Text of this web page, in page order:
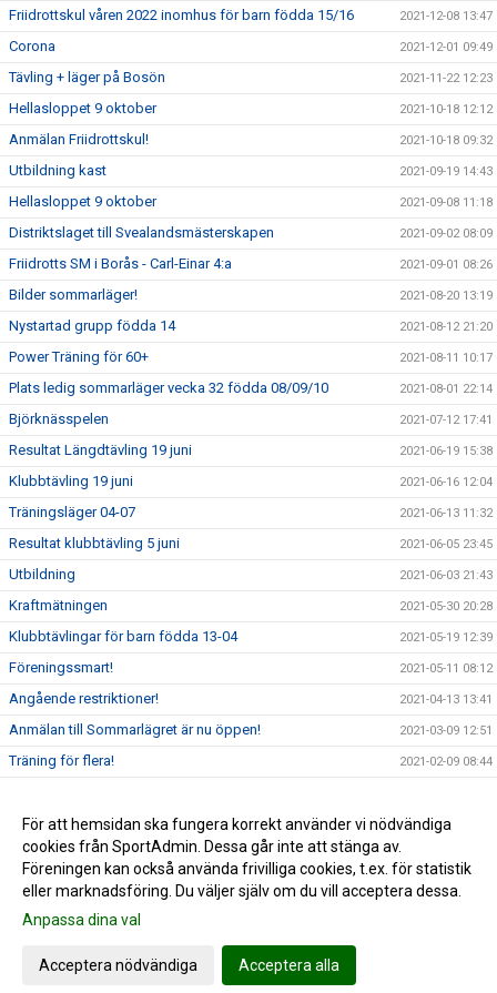
Friidrottskul våren 2022 inomhus för barn födda 15/16 2021-12-08 13:47
Corona 2021-12-01 09:49
Tävling + läger på Bosön 2021-11-22 12:23
Hellasloppet 9 oktober 2021-10-18 12:12
Anmälan Friidrottskul! 2021-10-18 09:32
Utbildning kast 2021-09-19 14:43
Hellasloppet 9 oktober 2021-09-08 11:18
Distriktslaget till Svealandsmästerskapen 2021-09-02 08:09
Friidrotts SM i Borås - Carl-Einar 4:a 2021-09-01 08:26
Bilder sommarläger! 2021-08-20 13:19
Nystartad grupp födda 14 2021-08-12 21:20
Power Träning för 60+ 2021-08-11 10:17
Plats ledig sommarläger vecka 32 födda 08/09/10 2021-08-01 22:14
Björknässpelen 2021-07-12 17:41
Resultat Längdtävling 19 juni 2021-06-19 15:38
Klubbtävling 19 juni 2021-06-16 12:04
Träningsläger 04-07 2021-06-13 11:32
Resultat klubbtävling 5 juni 2021-06-05 23:45
Utbildning 2021-06-03 21:43
Kraftmätningen 2021-05-30 20:28
Klubbtävlingar för barn födda 13-04 2021-05-19 12:39
Föreningssmart! 2021-05-11 08:12
Angående restriktioner! 2021-04-13 13:41
Anmälan till Sommarlägret är nu öppen! 2021-03-09 12:51
Träning för flera! 2021-02-09 08:44
Carl-Einar över 5 m i stavhopp! 2021-01-16 19:24
Alla träningar ställs in för alla t.o.m 24 januari 2021-01-07 10:47
Gå till Webbversion
För att hemsidan ska fungera korrekt använder vi nödvändiga
cookies från SportAdmin. Dessa går inte att stänga av.
Föreningen kan också använda frivilliga cookies, t.ex. för statistik
eller marknadsföring. Du väljer själv om du vill acceptera dessa.
Anpassa dina val
Acceptera nödvändiga Acceptera alla